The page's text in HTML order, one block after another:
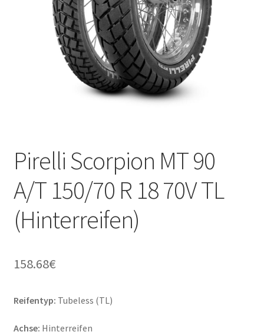
Pirelli Scorpion MT 90
A/T 150/70 R 18 70V TL
(Hinterreifen)
158.68€
Reifentyp: Tubeless (TL)
Achse: Hinterreifen